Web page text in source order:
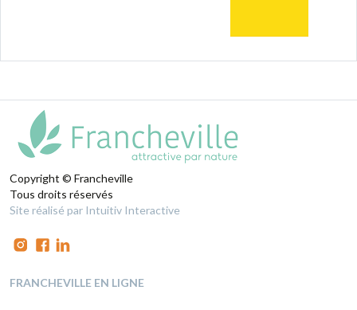
Copyright © Francheville
Tous droits réservés
Site réalisé par Intuitiv Interactive
FRANCHEVILLE EN LIGNE